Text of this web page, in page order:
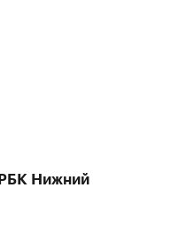
РБК Нижний